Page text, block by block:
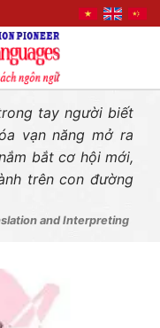
tay người biết
vạn năng mở ra
bắt cơ hội mới,
trên con đường
and Interpreting